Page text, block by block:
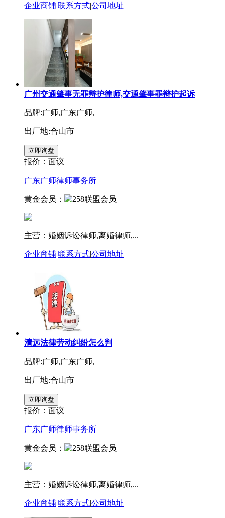
企业商铺|联系方式|公司地址
广州交通肇事无罪辩护律师,交通肇事罪辩护起诉
品牌:广师,广东广师,
出厂地:合山市
报价： 面议
广东广师律师事务所
黄金会员：
主营：婚姻诉讼律师,离婚律师,...
企业商铺|联系方式|公司地址
清远法律劳动纠纷怎么判
品牌:广师,广东广师,
出厂地:合山市
报价： 面议
广东广师律师事务所
黄金会员：
主营：婚姻诉讼律师,离婚律师,...
企业商铺|联系方式|公司地址